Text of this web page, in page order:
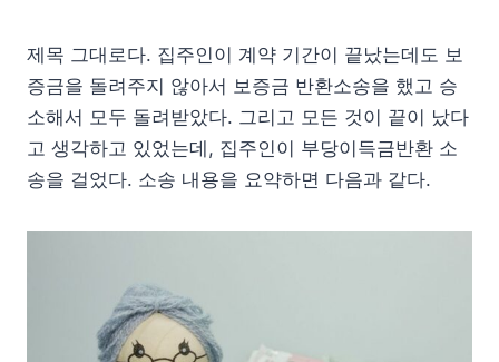
제목 그대로다. 집주인이 계약 기간이 끝났는데도 보
증금을 돌려주지 않아서 보증금 반환소송을 했고 승
소해서 모두 돌려받았다. 그리고 모든 것이 끝이 났다
고 생각하고 있었는데, 집주인이 부당이득금반환 소
송을 걸었다. 소송 내용을 요약하면 다음과 같다.